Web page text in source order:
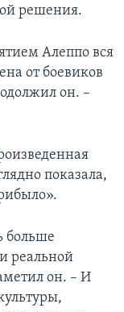
решения.
Алеппо вся
от боевиков
он. –
показала,
больше
реальной
он. – И